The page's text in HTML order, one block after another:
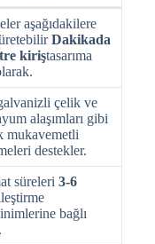
aşağıdakilere
Dakikada
kiriştasarıma
çelik ve
alaşımları gibi
mukavemetli
destekler.
süreleri 3-6
bağlı